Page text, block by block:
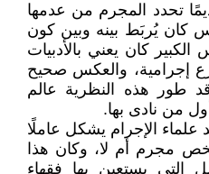
تحدد المجرم من عدمها
كان يُربَط بينه وبين كون
كان يعني بالأدبيات
إجرامية، والعكس صحيح
طور هذه النظرية عالم
من نادى بها.
الإجرام يشكل عاملًا
مجرم أم لا، وكان هذا
التي يستعين بها فقهاء